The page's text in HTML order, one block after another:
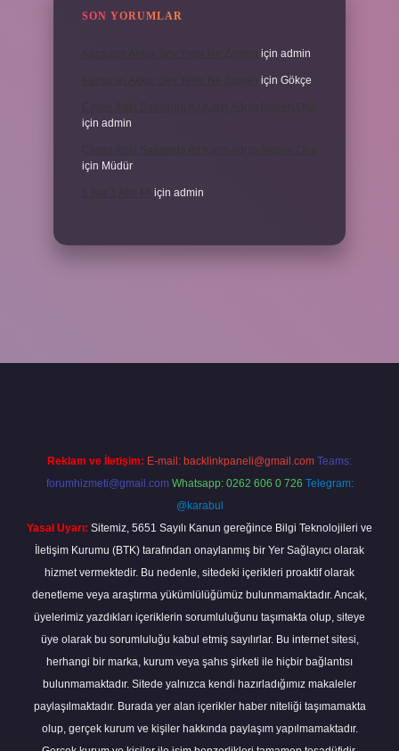
SON YORUMLAR
için admin
için Gökçe
için admin
için Müdür
için admin
Reklam ve İletişim: E-mail: backlinkpaneli@gmail.com Teams:
forumhizmeti@gmail.com Whatsapp: 0262 606 0 726 Telegram:
@karabul
Yasal Uyarı: Sitemiz, 5651 Sayılı Kanun gereğince Bilgi Teknolojileri ve
İletişim Kurumu (BTK) tarafından onaylanmış bir Yer Sağlayıcı olarak
hizmet vermektedir. Bu nedenle, sitedeki içerikleri proaktif olarak
denetleme veya araştırma yükümlülüğümüz bulunmamaktadır. Ancak,
üyelerimiz yazdıkları içeriklerin sorumluluğunu taşımakta olup, siteye
üye olarak bu sorumluluğu kabul etmiş sayılırlar. Bu internet sitesi,
herhangi bir marka, kurum veya şahıs şirketi ile hiçbir bağlantısı
bulunmamaktadır. Sitede yalnızca kendi hazırladığımız makaleler
paylaşılmaktadır. Burada yer alan içerikler haber niteliği taşımamakta
olup, gerçek kurum ve kişiler hakkında paylaşım yapılmamaktadır.